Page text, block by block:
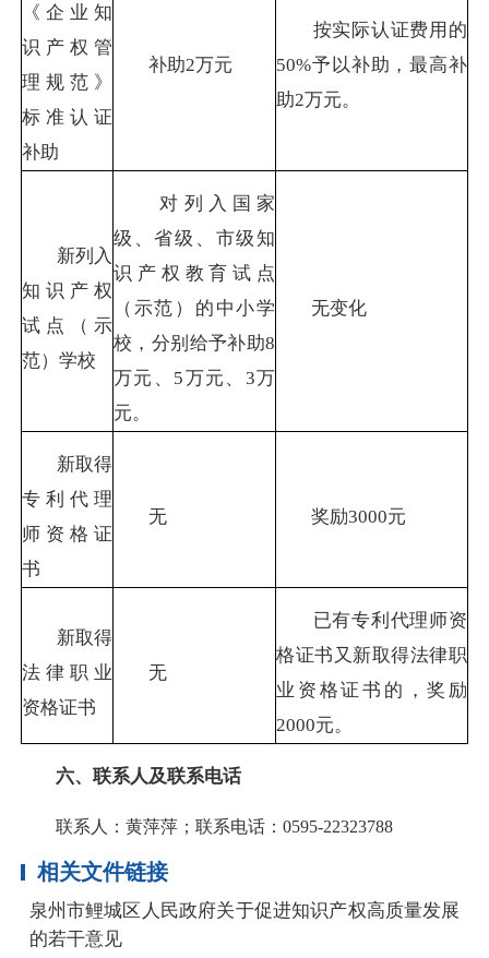
《企业知
识产权管
理规范》
标准认证
补助
补助2万元
按实际认证费用的
50%予以补助，最高补
助2万元。
新列入
知识产权
试点（示
范）学校
对列入国家
级、省级、市级知
识产权教育试点
（示范）的中小学
校，分别给予补助8
万元、 5万元、 3万
元。
无变化
新取得
专利代理
师资格证
书
无 奖励3000元
新取得
法律职业
资格证书
无
已有专利代理师资
格证书又新取得法律职
业资格证书的，奖励
2000元。
六、联系人及联系电话
联系人：黄萍萍；联系电话：0595-22323788
相关文件链接
泉州市鲤城区人民政府关于促进知识产权高质量发展
的若干意见